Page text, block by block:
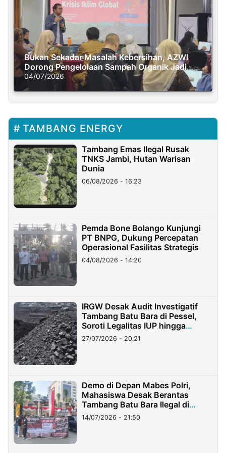
Bukan Sekadar Masalah Kebersihan, AZWI
Dorong Pengelolaan Sampah Organik Jadi
Solusi Krisis Iklim
04/07/2026
TAMBANG ENERGY
Tambang Emas Ilegal Rusak
TNKS Jambi, Hutan Warisan
Dunia
06/08/2026 - 16:23
Pemda Bone Bolango Kunjungi
PT BNPG, Dukung Percepatan
Operasional Fasilitas Strategis
04/08/2026 - 14:20
IRGW Desak Audit Investigatif
Tambang Batu Bara di Pessel,
Soroti Legalitas IUP hingga
Stockpile
27/07/2026 - 20:21
Demo di Depan Mabes Polri,
Mahasiswa Desak Berantas
Tambang Batu Bara Ilegal di
Lampung
14/07/2026 - 21:50